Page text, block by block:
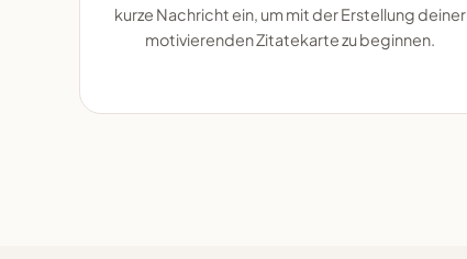
kurze Nachricht ein, um mit der Erstellung deiner
motivierenden Zitatekarte zu beginnen.